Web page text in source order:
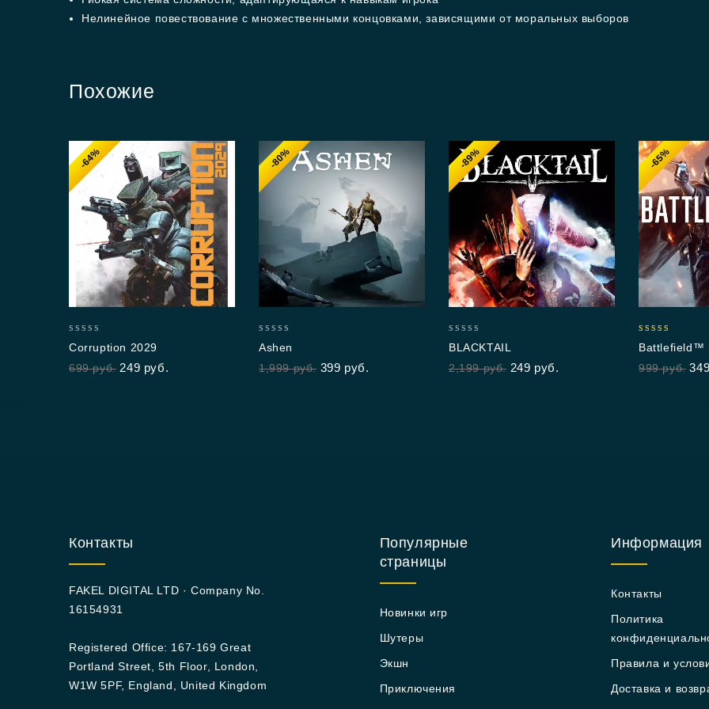
Нелинейное повествование с множественными концовками, зависящими от моральных выборов
Похожие
-64%
out
of
Corruption 2029
699руб. 249 руб.
-80%
out
of
Ashen
1,999руб. 399 руб.
-89%
out
of
BLACKTAIL
2,199руб. 249 руб.
-65%
out of 5
Battlefield™
999руб. 349
Контакты
FAKEL DIGITAL LTD · Company No.
16154931
Registered Office: 167-169 Great
Portland Street, 5th Floor, London,
W1W 5PF, England, United Kingdom
Популярные
страницы
Новинки игр
Шутеры
Экшн
Приключения
Информация
Контакты
Политика
Правила и
Доставка и